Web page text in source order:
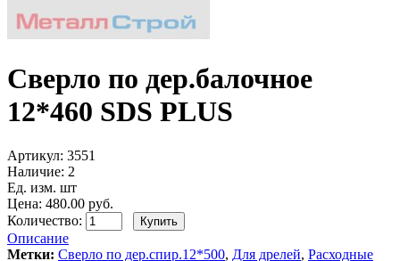
Сверло по дер.балочное
12*460 SDS PLUS
Артикул: 3551
Наличие: 2
Ед. изм. шт
Цена: 480.00 руб.
Количество:
Описание
Метки: Сверло по дер.спир.12*500, Для дрелей, Расходные